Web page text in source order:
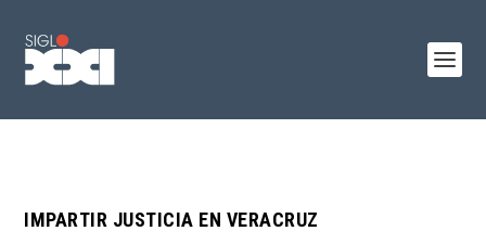
IMPARTIR JUSTICIA EN VERACRUZ